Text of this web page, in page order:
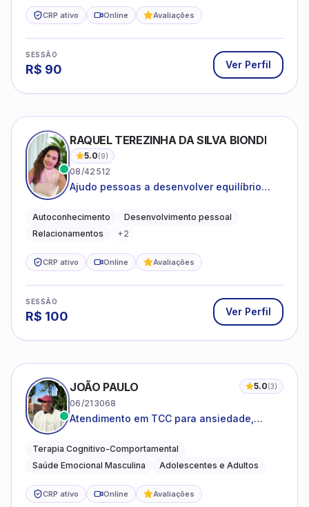
CRP ativo Online Avaliações
SESSÃO
R$ 90 Ver Perfil
RAQUEL TEREZINHA DA SILVA BIONDI
5.0(9)
08/42512
Ajudo pessoas a desenvolver equilíbrio
Autoconhecimento
Desenvolvimento pessoal
Relacionamentos
+2
CRP ativo Online Avaliações
SESSÃO
R$ 100 Ver Perfil
JOÃO PAULO 5.0(3)
06/213068
Atendimento em TCC para ansiedade,
emocional
Terapia Cognitivo-Comportamental
Saúde Emocional Masculina
Adolescentes e Adultos
CRP ativo Online Avaliações